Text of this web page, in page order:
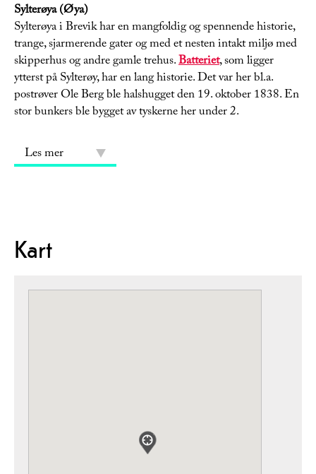
Sylterøya (Øya)
Sylterøya i Brevik har en mangfoldig og spennende historie,
trange, sjarmerende gater og med et nesten intakt miljø med
skipperhus og andre gamle trehus.Batteriet, som ligger
ytterst på Sylterøy, har en lang historie. Det var her bl.a.
postrøver Ole Berg ble halshugget den 19. oktober 1838. En
stor bunkers ble bygget av tyskerne her under 2.
Les mer
Kart